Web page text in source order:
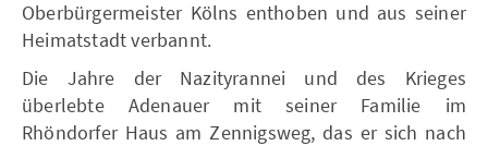
Oberbürgermeister Kölns enthoben und aus seiner
Heimatstadt verbannt.
Die Jahre der Nazityrannei und des Krieges
überlebte Adenauer mit seiner Familie im
Rhöndorfer Haus am Zennigsweg, das er sich nach